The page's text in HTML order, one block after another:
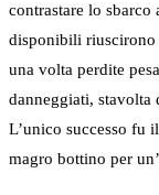
contrastare lo
disponibili riuscirono
una volta perdite
danneggiati, stavolta
L’unico successo fu
magro bottino per